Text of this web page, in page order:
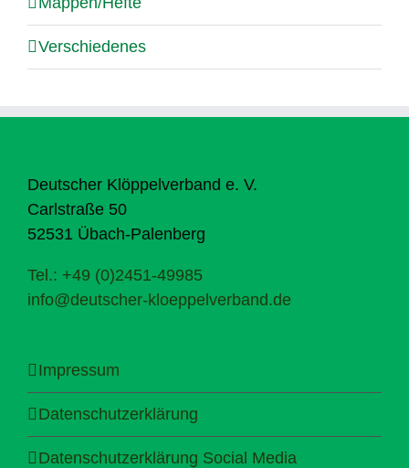
Verschiedenes
Deutscher Klöppelverband e. V.
Carlstraße 50
52531 Übach-Palenberg
Tel.: +49 (0)2451-49985
info@deutscher-kloeppelverband.de
Impressum
Datenschutzerklärung
Datenschutzerklärung Social Media